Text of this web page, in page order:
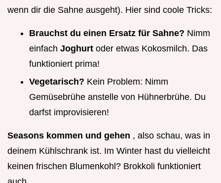
wenn dir die Sahne ausgeht). Hier sind coole Tricks:
Brauchst du einen Ersatz für Sahne? Nimm
einfach Joghurt oder etwas Kokosmilch. Das
funktioniert prima!
Vegetarisch? Kein Problem: Nimm
Gemüsebrühe anstelle von Hühnerbrühe. Du
darfst improvisieren!
Seasons kommen und gehen , also schau, was in
deinem Kühlschrank ist. Im Winter hast du vielleicht
keinen frischen Blumenkohl? Brokkoli funktioniert